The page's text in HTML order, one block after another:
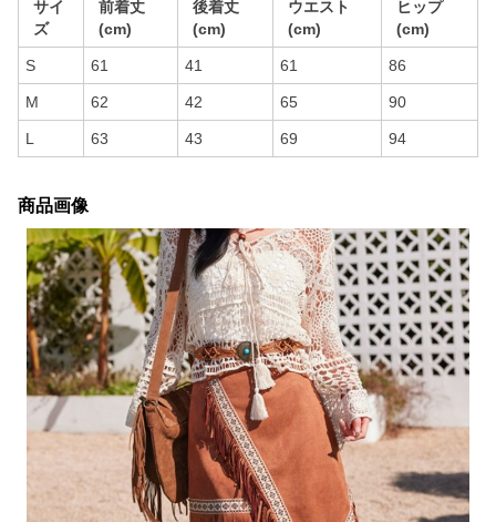
サイ
ズ
前着丈
(cm)
後着丈
(cm)
ウエスト
(cm)
ヒップ
(cm)
S 61 41 61 86
M 62 42 65 90
L 63 43 69 94
商品画像